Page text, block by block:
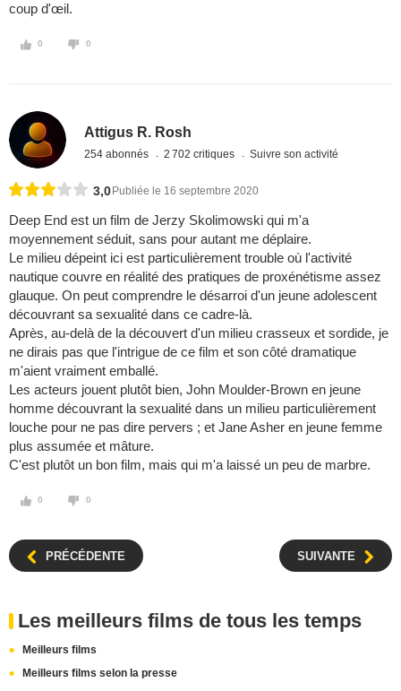
coup d'œil.
0 0
Attigus R. Rosh
254 abonnés 2 702 critiques Suivre son activité
3,0 Publiée le 16 septembre 2020
Deep End est un film de Jerzy Skolimowski qui m'a
moyennement séduit, sans pour autant me déplaire.
Le milieu dépeint ici est particulièrement trouble où l'activité
nautique couvre en réalité des pratiques de proxénétisme assez
glauque. On peut comprendre le désarroi d'un jeune adolescent
découvrant sa sexualité dans ce cadre-là.
Après, au-delà de la découvert d'un milieu crasseux et sordide, je
ne dirais pas que l'intrigue de ce film et son côté dramatique
m'aient vraiment emballé.
Les acteurs jouent plutôt bien, John Moulder-Brown en jeune
homme découvrant la sexualité dans un milieu particulièrement
louche pour ne pas dire pervers ; et Jane Asher en jeune femme
plus assumée et mâture.
C'est plutôt un bon film, mais qui m'a laissé un peu de marbre.
0 0
PRÉCÉDENTE SUIVANTE
Les meilleurs films de tous les temps
Meilleurs films
Meilleurs films selon la presse